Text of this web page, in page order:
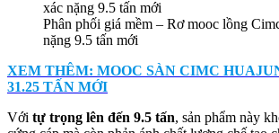
Phân phối giá mềm – Rơ mooc lồng
nặng 9.5 tấn mới
XEM THÊM: MOOC SÀN CIMC
31.25 TẤN MỚI
Với tự trọng lên đến 9.5 tấn, sản phẩm này